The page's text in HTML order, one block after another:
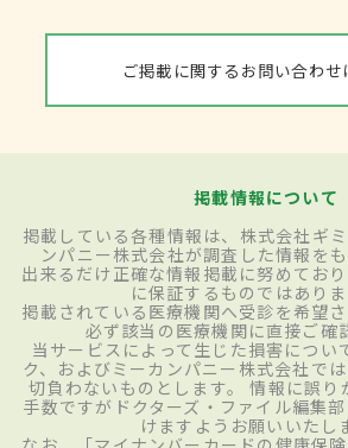
ご掲載に関するお問い合わせ
掲載情報について
掲載している各種情報は、株式会社ギ
ンパニー株式会社が調査した情報をも
出来るだけ正確な情報掲載に努めてお
に保証するものではありま
掲載されている医療機関へ受診を希望
必ず該当の医療機関に直接ご確
当サービスによって生じた損害につい
ク、およびミーカンパニー株式会社で
切負わないものとします。 情報に誤り
手数ですがドクターズ・ファイル編集
けますようお願いいたし